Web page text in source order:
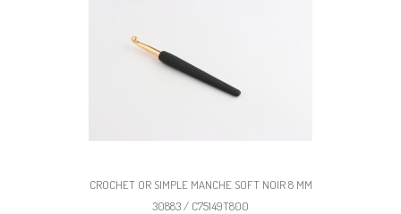
CROCHET OR SIMPLE MANCHE SOFT NOIR 8 MM
30883 / C75149T800